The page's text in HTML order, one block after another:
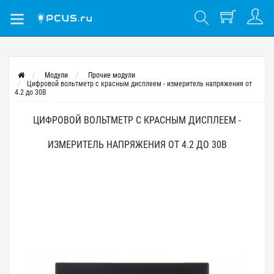
Модули
Прочие модули
Цифровой вольтметр с красным дисплеем - измеритель напряжения от
4.2 до 30В
ЦИФРОВОЙ ВОЛЬТМЕТР С КРАСНЫМ ДИСПЛЕЕМ -
ИЗМЕРИТЕЛЬ НАПРЯЖЕНИЯ ОТ 4.2 ДО 30В